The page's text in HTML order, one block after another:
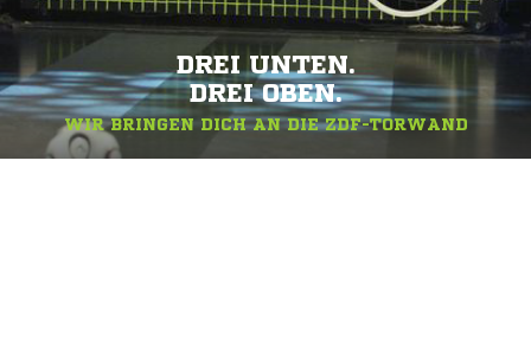
DREI UNTEN.
DREI OBEN.
WIR BRINGEN DICH AN DIE ZDF-TORWAND